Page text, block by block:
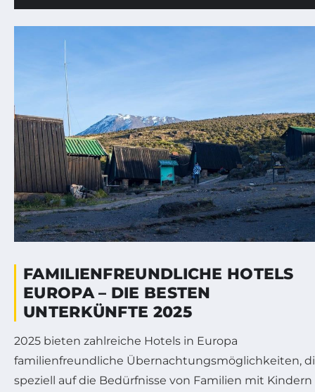
FAMILIENFREUNDLICHE HOTELS
EUROPA – DIE BESTEN
UNTERKÜNFTE 2025
2025 bieten zahlreiche Hotels in Europa
familienfreundliche Übernachtungsmöglichkeiten,
speziell auf die Bedürfnisse von Familien mit Kindern